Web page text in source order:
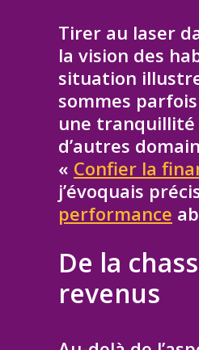
Tirer au laser
la vision des
situation
sommes
une tranquillité
d’autres
« Confier la
j’évoquais
performance
De la
revenus